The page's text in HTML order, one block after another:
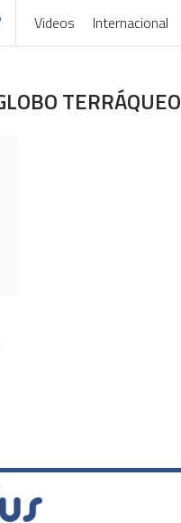
Videos Internacional
TERRÁQUEO